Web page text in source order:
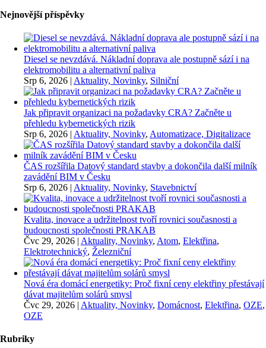
Nejnovější příspěvky
Diesel se nevzdává. Nákladní doprava ale postupně sází i na
elektromobilitu a alternativní paliva
Srp 6, 2026 | Aktuality, Novinky, Silniční
Jak připravit organizaci na požadavky CRA? Začněte u
přehledu kybernetických rizik
Srp 6, 2026 | Aktuality, Novinky, Automatizace, Digitalizace
ČAS rozšířila Datový standard stavby a dokončila další milník
zavádění BIM v Česku
Srp 6, 2026 | Aktuality, Novinky, Stavebnictví
Kvalita, inovace a udržitelnost tvoří rovnici současnosti a
budoucnosti společnosti PRAKAB
Čvc 29, 2026 | Aktuality, Novinky, Atom, Elektřina,
Elektrotechnický, Železniční
Nová éra domácí energetiky: Proč fixní ceny elektřiny přestávají
dávat majitelům solárů smysl
Čvc 29, 2026 | Aktuality, Novinky, Domácnost, Elektřina, OZE,
OZE
Rubriky